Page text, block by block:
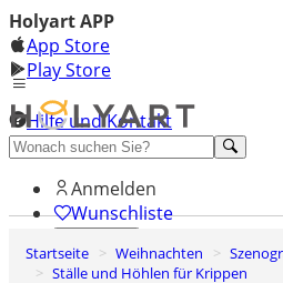
Holyart APP
App Store
Play Store
Hilfe und Kontakt
Entdecken Sie Premium
Anmelden
Wunschliste
0
Warenkorb
Startseite Weihnachten
Ställe und Höhlen für Krippen